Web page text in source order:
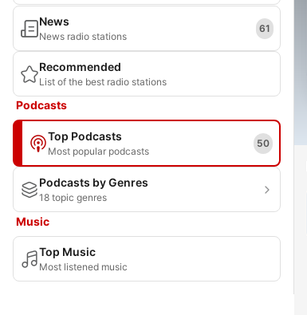
News
News radio stations
61
Recommended
List of the best radio stations
Podcasts
Top Podcasts
Most popular podcasts
50
Podcasts by Genres
18 topic genres
Music
Top Music
Most listened music